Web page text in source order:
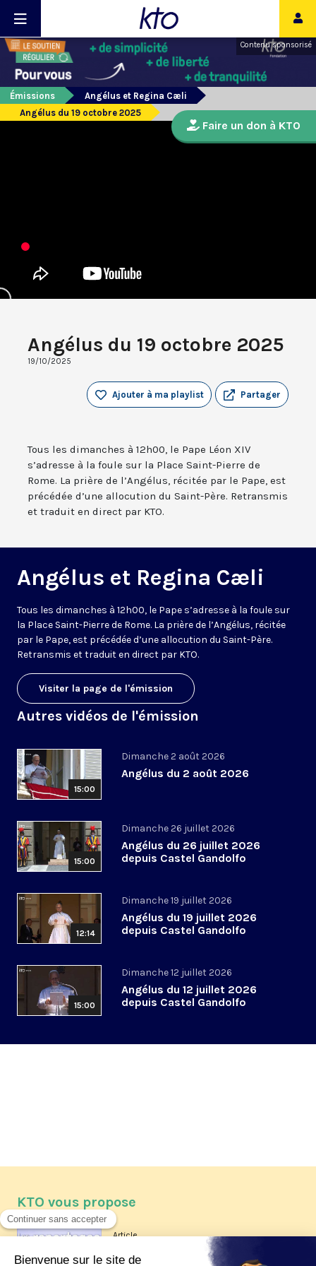
Contenu sponsorisé
Émissions
Angélus et Regina Cæli
Angélus du 19 octobre 2025
Angélus du 19 octobre 2025
19/10/2025
Partager
Ajouter à ma playlist
Tous les dimanches à 12h00, le Pape Léon XIV
s’adresse à la foule sur la Place Saint-Pierre de
Rome. La prière de l’Angélus, récitée par le Pape, est
précédée d’une allocution du Saint-Père. Retransmis
et traduit en direct par KTO.
Angélus et Regina Cæli
Tous les dimanches à 12h00, le Pape s’adresse à la foule sur
la Place Saint-Pierre de Rome. La prière de l’Angélus, récitée
par le Pape, est précédée d’une allocution du Saint-Père.
Retransmis et traduit en direct par KTO.
Visiter la page de l'émission
Autres vidéos de l'émission
15:00
Dimanche 2 août 2026
Angélus du 2 août 2026
15:00
Dimanche 26 juillet 2026
Angélus du 26 juillet 2026
depuis Castel Gandolfo
12:14
Dimanche 19 juillet 2026
Angélus du 19 juillet 2026
depuis Castel Gandolfo
15:00
Dimanche 12 juillet 2026
Angélus du 12 juillet 2026
depuis Castel Gandolfo
Faire un don à KTO
KTO vous propose
Article
Les reportages d'été 2026 de KTO